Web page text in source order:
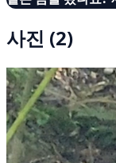
사진 (2)